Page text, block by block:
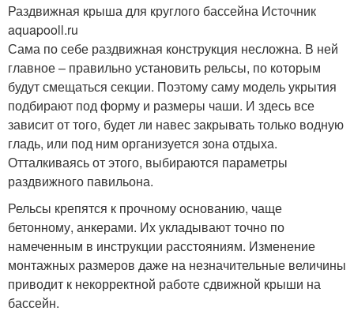
Раздвижная крыша для круглого бассейна Источник
aquapooll.ru
Сама по себе раздвижная конструкция несложна. В ней
главное – правильно установить рельсы, по которым
будут смещаться секции. Поэтому саму модель укрытия
подбирают под форму и размеры чаши. И здесь все
зависит от того, будет ли навес закрывать только водную
гладь, или под ним организуется зона отдыха.
Отталкиваясь от этого, выбираются параметры
раздвижного павильона.
Рельсы крепятся к прочному основанию, чаще
бетонному, анкерами. Их укладывают точно по
намеченным в инструкции расстояниям. Изменение
монтажных размеров даже на незначительные величины
приводит к некорректной работе сдвижной крыши на
бассейн.